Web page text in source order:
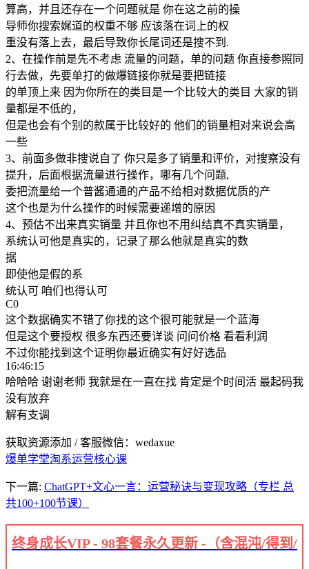
算高，并且还存在一个问题就是 你在这之前的操
导师你搜索娓道的权重不够 应该落在词上的权
重没有落上去，最后导致你长尾词还是搜不到.
2、在操作前是先不考虑 流量的问题，单的问题 你直接参照同
行去做，先要单打的做爆链接你就是要把链接
的单顶上来 因为你所在的类目是一个比较大的类目 大家的销
量都是不低的，
但是也会有个别的款属于比较好的 他们的销量相对来说会高
一些
3、前面多做非搜说自了 你只是多了销量和评价，对搜察没有
提升，后面根据流量进行操作，哪有几个问题,
委把流量给一个普酱通通的产品不给相对数据优质的产
这个也是为什么操作的时候需要递增的原因
4、预估不出来真实销量 并且你也不用纠结真不真实销量，
系统认可他是真实的，记录了那么他就是真实的数
据
即使他是假的系
统认可 咱们也得认可
C0
这个数据确实不错了你找的这个很可能就是一个蓝海
但是这个要授权 很多东西还要详谈 问问价格 看看利润
不过你能找到这个证明你最近确实有好好选品
16:46:15
哈哈哈 谢谢老师 我就是在一直在找 肯定是个时间活 最起码我
没有放弃
解有支调
获取资源添加 / 客服微信：wedaxue
爆单学堂淘系运营核心课
下一篇: ChatGPT+文心一言：运营秘诀与变现攻略（专栏 总
共100+100节课）
终身成长VIP - 98套餐永久更新 -（含混沌/得到/